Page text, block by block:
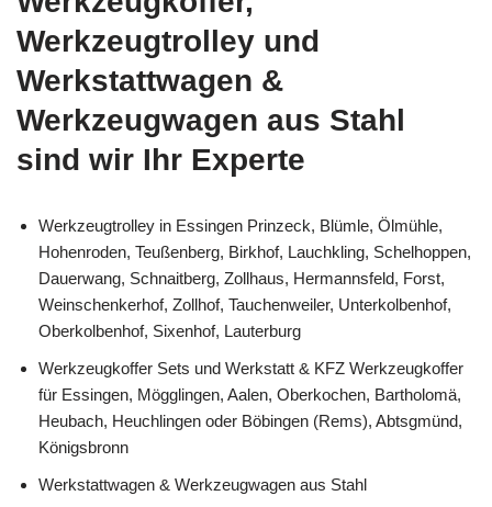
Werkzeugtrolley und
Werkstattwagen &
Werkzeugwagen aus Stahl
sind wir Ihr Experte
Werkzeugtrolley in Essingen Prinzeck, Blümle, Ölmühle,
Hohenroden, Teußenberg, Birkhof, Lauchkling, Schelhoppen,
Dauerwang, Schnaitberg, Zollhaus, Hermannsfeld, Forst,
Weinschenkerhof, Zollhof, Tauchenweiler, Unterkolbenhof,
Oberkolbenhof, Sixenhof, Lauterburg
Werkzeugkoffer Sets und Werkstatt & KFZ Werkzeugkoffer
für Essingen, Mögglingen, Aalen, Oberkochen, Bartholomä,
Heubach, Heuchlingen oder Böbingen (Rems), Abtsgmünd,
Königsbronn
Werkstattwagen & Werkzeugwagen aus Stahl